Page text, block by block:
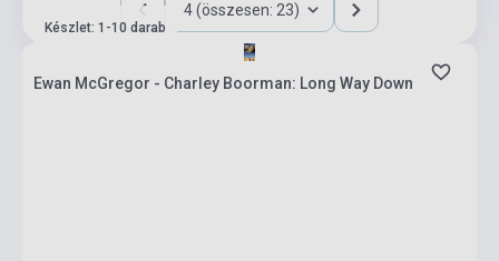
4 (összesen: 23)
Készlet: 1-10 darab
Ewan McGregor - Charley Boorman: Long Way Down